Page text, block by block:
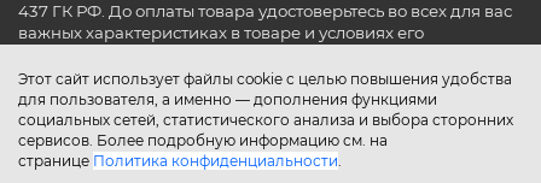
Этот сайт использует файлы cookie с целью повышения удобства
для пользователя, а именно — дополнения функциями
социальных сетей, статистического анализа и выбора сторонних
сервисов. Более подробную информацию см. на
странице Политика конфиденциальности.
437 ГК РФ. До оплаты товара удостоверьтесь во всех для вас
важных характеристиках в товаре и условиях его